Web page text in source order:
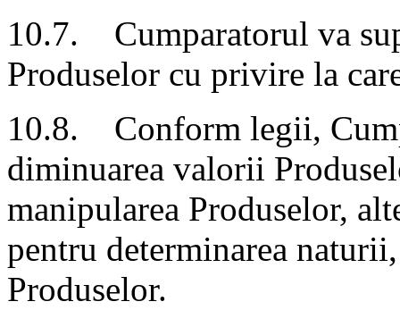
10.7. Cumparatorul va
Produselor cu privire la
10.8. Conform legii,
diminuarea valorii
manipularea Produselor,
pentru determinarea
Produselor.